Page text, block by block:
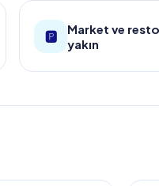
🅿️
Market ve
yakın